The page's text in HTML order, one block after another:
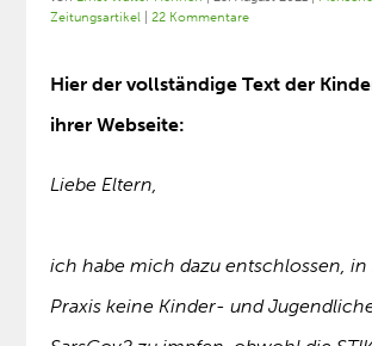
Zeitungsartikel |22 Kommentare
Hier der vollständige Text der
ihrer Webseite:
Liebe Eltern,
ich habe mich dazu entschlossen,
Praxis keine Kinder- und